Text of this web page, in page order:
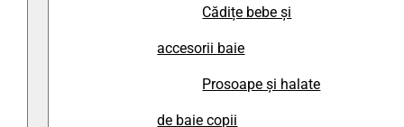
Cădițe bebe și
accesorii baie
Prosoape și halate
de baie copii